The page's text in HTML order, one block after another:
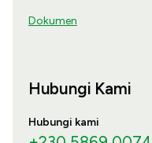
Dokumen
Hubungi Kami
Hubungi kami